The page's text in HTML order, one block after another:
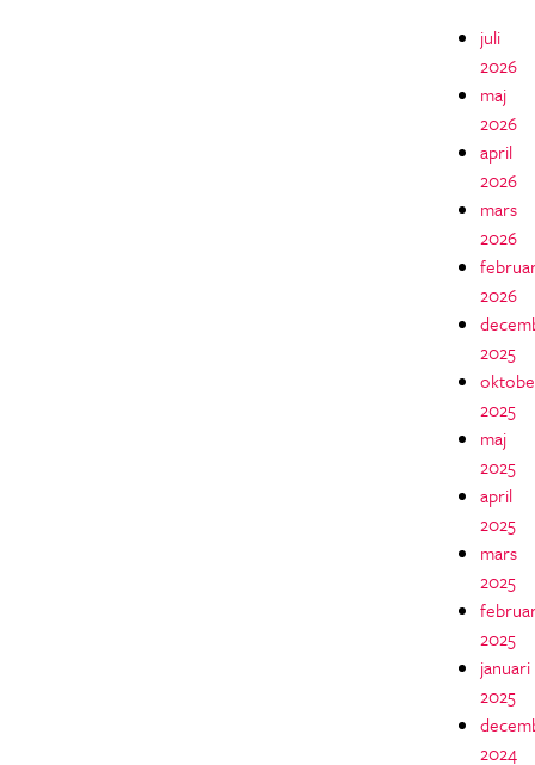
juli
2026
maj
2026
april
2026
mars
2026
2026
2025
2025
maj
2025
april
2025
mars
2025
2025
januari
2025
2024